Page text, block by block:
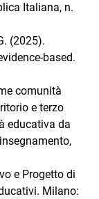
Italiana, n.
(2025).
based.
comunità
e terzo
educativa da
e Progetto di
Milano: